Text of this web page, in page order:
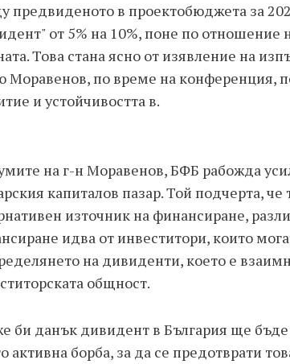
предвиденото в проектобюджета за
от 5% на 10%, поне по отношение
Това стана ясно от изявление на
по време на конференция,
и устойчивостта в.
на г-н Моравенов, БФБ рабожда
капиталов пазар. Той подчерта,
източник на финансиране,
идва от инвеститори, които
на дивиденти, което е
общност.
би данък дивидент в България ще
активна борба, за да се предотврати